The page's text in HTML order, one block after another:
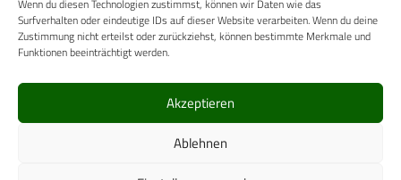
Wenn du diesen Technologien zustimmst, können wir Daten wie das
Surfverhalten oder eindeutige IDs auf dieser Website verarbeiten. Wenn du deine
Zustimmung nicht erteilst oder zurückziehst, können bestimmte Merkmale und
Funktionen beeinträchtigt werden.
Akzeptieren
Ablehnen
Datenschutzerklärung
Cookie-Richtlinie (EU)